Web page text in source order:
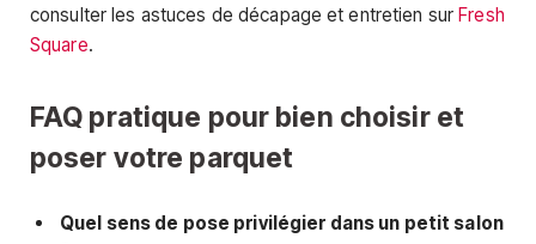
consulter les astuces de décapage et entretien surFresh
Square.
FAQ pratique pour bien choisir et
poser votre parquet
Quel sens de pose privilégier dans un petit salon